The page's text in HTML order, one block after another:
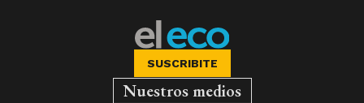
SUSCRIBITE
Nuestros medios